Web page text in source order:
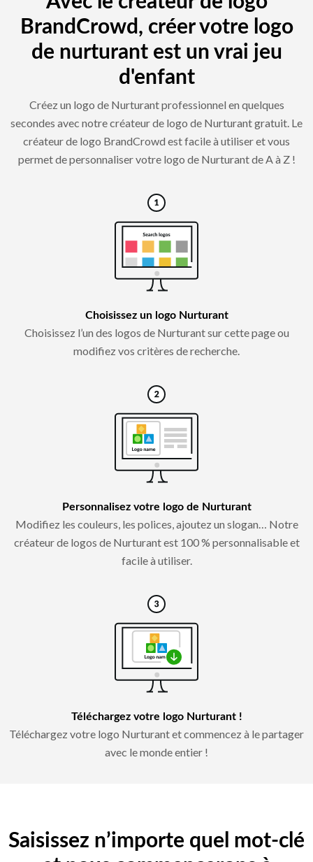
BrandCrowd, créer votre logo
de nurturant est un vrai jeu
d'enfant
Créez un logo de Nurturant professionnel en quelques
secondes avec notre créateur de logo de Nurturant gratuit. Le
créateur de logo BrandCrowd est facile à utiliser et vous
permet de personnaliser votre logo de Nurturant de A à Z !
Choisissez un logo Nurturant
Choisissez l’un des logos de Nurturant sur cette page ou
modifiez vos critères de recherche.
Personnalisez votre logo de Nurturant
Modifiez les couleurs, les polices, ajoutez un slogan… Notre
créateur de logos de Nurturant est 100 % personnalisable et
facile à utiliser.
Téléchargez votre logo Nurturant !
Téléchargez votre logo Nurturant et commencez à le partager
avec le monde entier !
Saisissez n’importe quel mot-clé